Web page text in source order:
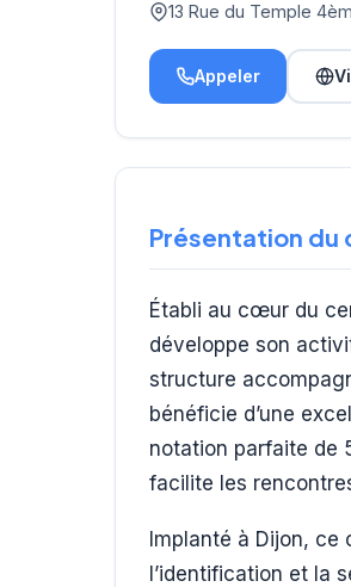
13 Rue du Temple
Appeler
Présentation du
Établi au cœur du
développe son
structure
bénéficie d’une
notation parfaite de
facilite les
Implanté à Dijon, ce
l’identification et la